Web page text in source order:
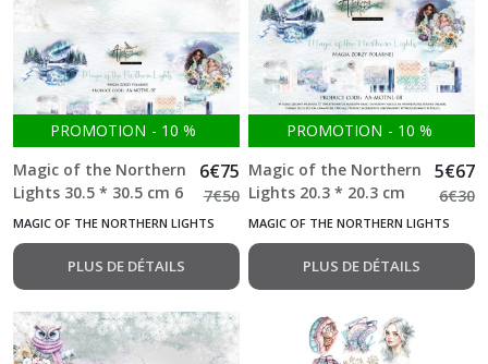
PROMOTION - 10 %
Magic of the Northern
Lights 30.5 * 30.5 cm 6
Feuilles double face
6€75
7€50
MAGIC OF THE NORTHERN LIGHTS
PLUS DE DÉTAILS
PROMOTION - 10 %
Magic of the Northern
Lights 20.3 * 20.3 cm
12 Feuilles double face
5€67
6€30
MAGIC OF THE NORTHERN LIGHTS
PLUS DE DÉTAILS
Closed
(4)
Friends
of
the
Forest
(7)
In
silence
(8)